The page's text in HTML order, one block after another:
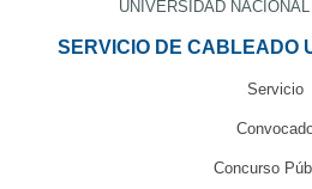
UNIVERSIDAD
SERVICIO DE CABLEADO
Servicio
Concurso